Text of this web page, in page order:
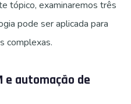
tópico, examinaremos três
pode ser aplicada para
complexas.
e automação de